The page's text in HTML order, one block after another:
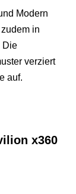
Modern
in
Die
verziert
auf.
x360